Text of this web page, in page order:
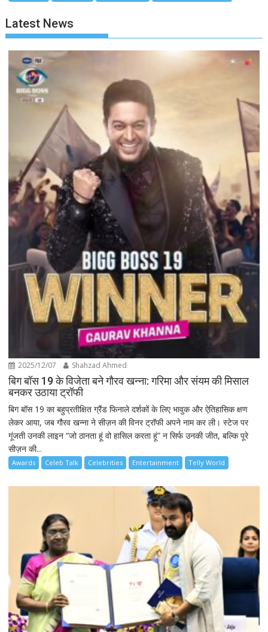
Latest News
2025/12/07 Shahzad Ahmed
बिग बॉस 19 के विजेता बने गौरव खन्ना: गरिमा और संयम की मिसाल
बनकर उठाया ट्रॉफी
बिग बॉस 19 का बहुप्रतीक्षित ग्रैंड फिनाले दर्शकों के लिए भावुक और ऐतिहासिक क्षण
लेकर आया, जब गौरव खन्ना ने सीज़न की विनर ट्रॉफी अपने नाम कर ली। स्टेज पर
गूंजती उनकी लाइन “जो ठानता हूं वो हासिल करता हूं” न सिर्फ उनकी जीत, बल्कि पूरे
सीज़न की...
Awards Celeb Talk Celebrities Entertainment Telly World